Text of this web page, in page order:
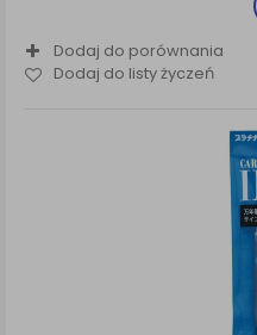
Dodaj do porównania
Dodaj do listy życzeń